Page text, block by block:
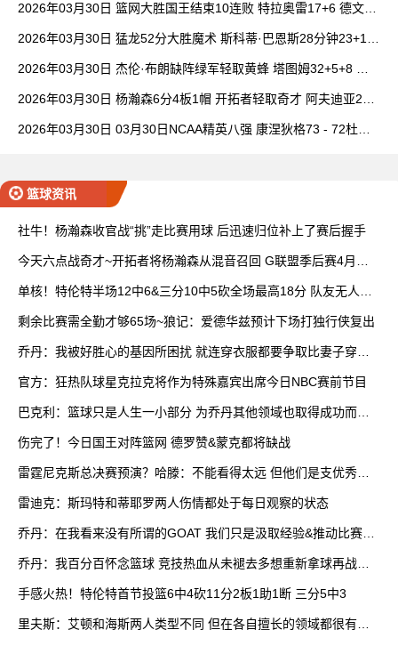
2026年03月30日 篮网大胜国王结束10连败 特拉奥雷17+6 德文·
2026年03月30日 猛龙52分大胜魔术 斯科蒂·巴恩斯28分钟23+15
2026年03月30日 杰伦·布朗缺阵绿军轻取黄蜂 塔图姆32+5+8 普
2026年03月30日 杨瀚森6分4板1帽 开拓者轻取奇才 阿夫迪亚20+
2026年03月30日 03月30日NCAA精英八强 康涅狄格73 - 72杜克
篮球资讯
社牛！杨瀚森收官战“挑”走比赛用球 后迅速归位补上了赛后握手
今天六点战奇才~开拓者将杨瀚森从混音召回 G联盟季后赛4月开
单核！特伦特半场12中6&三分10中5砍全场最高18分 队友无人上
剩余比赛需全勤才够65场~狼记：爱德华兹预计下场打独行侠复出
乔丹：我被好胜心的基因所困扰 就连穿衣服都要争取比妻子穿得
官方：狂热队球星克拉克将作为特殊嘉宾出席今日NBC赛前节目
巴克利：篮球只是人生一小部分 为乔丹其他领域也取得成功而自
伤完了！今日国王对阵篮网 德罗赞&蒙克都将缺战
雷霆尼克斯总决赛预演？哈滕：不能看得太远 但他们是支优秀球
雷迪克：斯玛特和蒂耶罗两人伤情都处于每日观察的状态
乔丹：在我看来没有所谓的GOAT 我们只是汲取经验&推动比赛发
乔丹：我百分百怀念篮球 竞技热血从未褪去多想重新拿球再战一
手感火热！特伦特首节投篮6中4砍11分2板1助1断 三分5中3
里夫斯：艾顿和海斯两人类型不同 但在各自擅长的领域都很有效